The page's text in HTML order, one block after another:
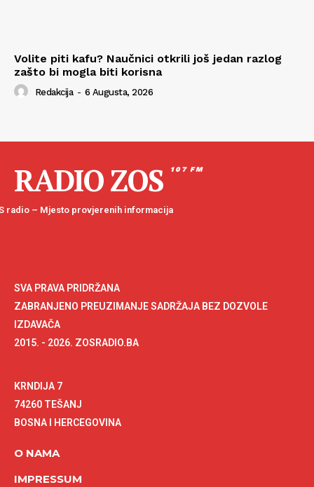
Volite piti kafu? Naučnici otkrili još jedan razlog
zašto bi mogla biti korisna
Redakcija - 6 Augusta, 2026
RADIO ZOS 107 FM
radio – Mjesto provjerenih informacija
SVA PRAVA PRIDRŽANA
ZABRANJENO PREUZIMANJE SADRŽAJA BEZ DOZVOLE
IZDAVAČA
2015. - 2026. ZOSRADIO.BA
KRNDIJA 7
74260 TEŠANJ
BOSNA I HERCEGOVINA
O NAMA
IMPRESSUM